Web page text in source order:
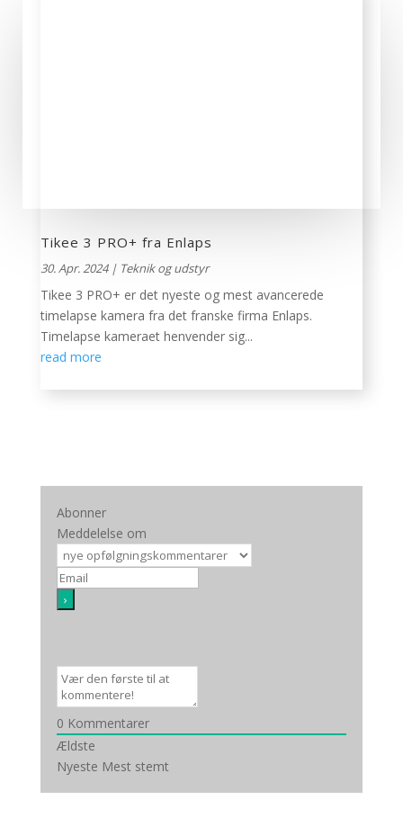
Tikee 3 PRO+ fra Enlaps
30. Apr. 2024| Teknik og udstyr
Tikee 3 PRO+ er det nyeste og mest avancerede
timelapse kamera fra det franske firma Enlaps.
Timelapse kameraet henvender sig...
read more
Abonner
Meddelelse om
0 Kommentarer
Ældste
Nyeste Mest stemt
Facebook